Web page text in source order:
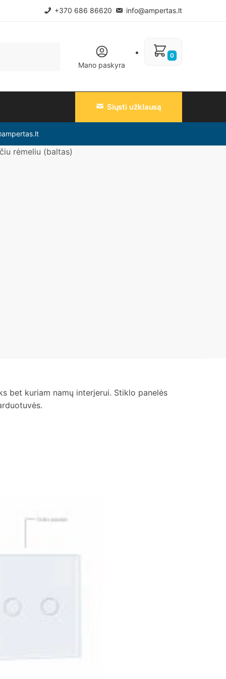
+370 686 86620 info@ampertas.lt
Mano paskyra
0
Siųsti užklausą
rėmeliu (baltas)
bet kuriam namų interjerui. Stiklo panelės